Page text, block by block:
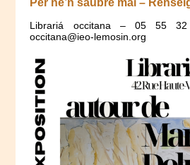
Librariá occitana – 05 55
occitana@ieo-lemosin.org